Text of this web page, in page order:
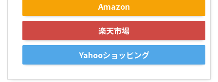
Amazon
楽天市場
Yahooショッピング